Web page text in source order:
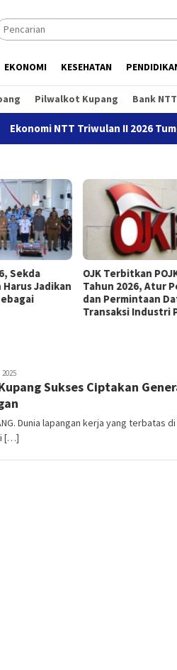
EKONOMI KESEHATAN
Pilwalkot Kupang Bank NTT
NTT Triwulan II 2026 Tumbuh
Sekda
Jadikan
OJK Terbitkan
Tahun 2026, Atur
dan Permintaan
Transaksi Industri
Sukses Ciptakan
Dunia lapangan kerja yang terbatas
[…]